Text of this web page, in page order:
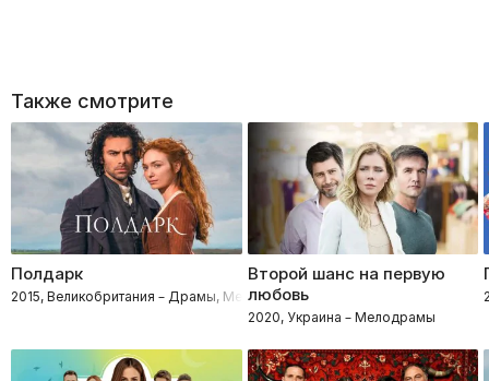
Также смотрите
Полдарк
2015, Великобритания – Драмы, Мелодрамы
Второй шанс на первую
любовь
2020, Украина – Мелодрамы